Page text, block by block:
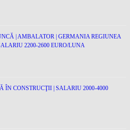
| AMBALATOR | GERMANIA REGIUNEA
2200-2600 EURO/LUNA
ÎN CONSTRUCŢII | SALARIU 2000-4000